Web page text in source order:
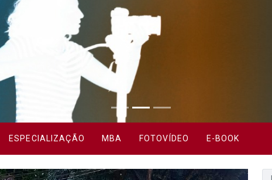
ESPECIALIZAÇÃO MBA FOTOVÍDEO E-BOOK